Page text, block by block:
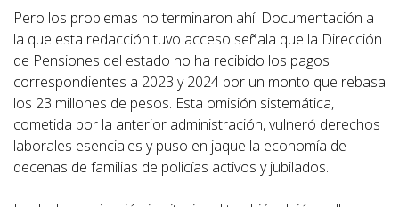
Pero los problemas no terminaron ahí. Documentación a
la que esta redacción tuvo acceso señala que la Dirección
de Pensiones del estado no ha recibido los pagos
correspondientes a 2023 y 2024 por un monto que rebasa
los 23 millones de pesos. Esta omisión sistemática,
cometida por la anterior administración, vulneró derechos
laborales esenciales y puso en jaque la economía de
decenas de familias de policías activos y jubilados.